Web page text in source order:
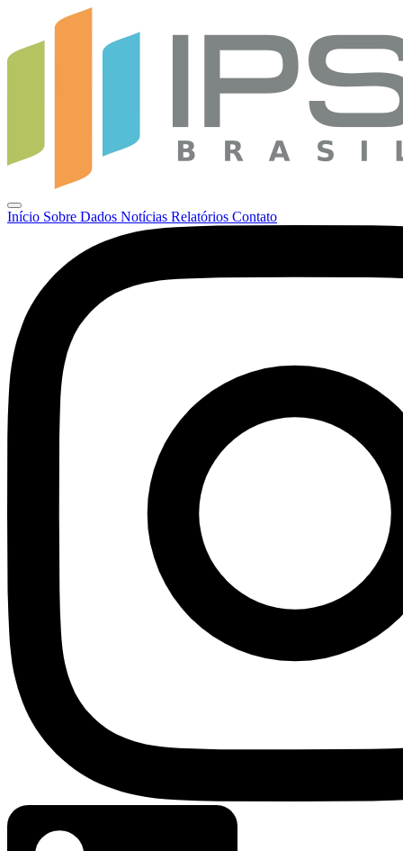
Início Sobre Dados Notícias Relatórios Contato